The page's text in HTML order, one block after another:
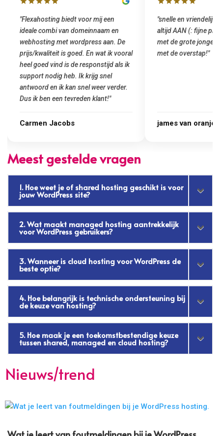
"snelle en vriendelijke service. staat
altijd AAN (: fijne prijzen vergeleken
met de grote jongens en dus nu al blij
met de overstap!"
james van oranje
"Top service. Ik had
het installeren van
was meteen door
gemaakt. Top
Marcel Thijs
Meest gestelde vragen
1. Hoe weet je of shared hosting geschikt is voor
jouw WordPress site?
2. Wat maakt managed hosting aantrekkelijk
voor WordPress gebruikers?
3. Wanneer is cloud hosting voor WordPress de
beste optie?
4. Hoe belangrijk is technische ondersteuning bij
de keuze van hosting?
5. Hoe maak je een toekomstbestendige keuze
tussen shared, managed en cloud hosting?
Nieuws/trend